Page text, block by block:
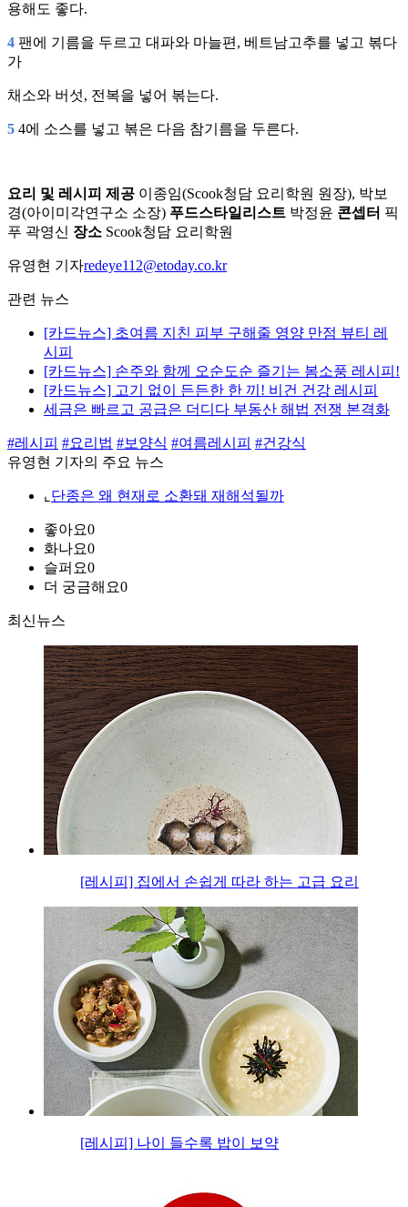
용해도 좋다.
4 팬에 기름을 두르고 대파와 마늘편, 베트남고추를 넣고 볶다
가
채소와 버섯, 전복을 넣어 볶는다.
5 4에 소스를 넣고 볶은 다음 참기름을 두른다.
요리 및 레시피 제공 이종임(Scook청담 요리학원 원장), 박보
경(아이미각연구소 소장) 푸드스타일리스트 박정윤 콘셉터 픽
푸 곽영신 장소 Scook청담 요리학원
유영현 기자redeye112@etoday.co.kr
관련 뉴스
[카드뉴스] 초여름 지친 피부 구해줄 영양 만점 뷰티 레
시피
[카드뉴스] 손주와 함께 오순도순 즐기는 봄소풍 레시피!
[카드뉴스] 고기 없이 든든한 한 끼! 비건 건강 레시피
세금은 빠르고 공급은 더디다 부동산 해법 전쟁 본격화
#레시피 #요리법 #보양식 #여름레시피 #건강식
유영현 기자의 주요 뉴스
⌞ 단종은 왜 현재로 소환돼 재해석될까
좋아요0
화나요0
슬퍼요0
더 궁금해요0
최신뉴스
[레시피] 집에서 손쉽게 따라 하는 고급 요리
[레시피] 나이 들수록 밥이 보약